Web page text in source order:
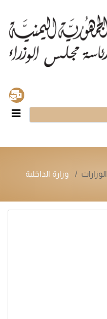
الوزارات وزارة الداخلية